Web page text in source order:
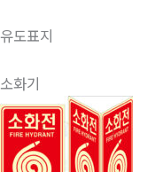
유도표지
소화기